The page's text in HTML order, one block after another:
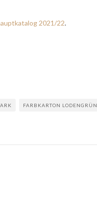
2021/22.
FARBKARTON LODENGRÜN